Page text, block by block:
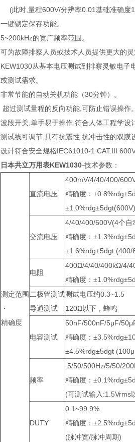
(此时,量程600V/分辨率0.01基础准确度
一键锁定保存功能。
5~200kHz的宽广频率范围。
可为故障排察人员或技术人员提供更大的
KEW1030从基本电压测试到排察灵敏电子
或测试需求。
非常节能的自动关机功能（30分钟）。
超过测试量程的反向功能,可防止错误操作。
波段开关,单手易于操作,符合人体工程学设计
测试线可调节,具有抗震性,抗冲击性的双膜设计
设计符合安全规格IEC61010-1 CAT.III
日本共立万用表KEW1030-技术参数：
测定范围
・
精确度
直流电压
400mV/4/40/400/
精确度：
±1.0%rdg±5dgt(600V)
交流电压
4/40/400/600V(4个
精确度：
±1.6%rdg±5dgt (400/
电阻
400Ω/4/40/400kΩ/4/
精确度：
二极管测试
导通测试
测试电压约0.3~1.5
120Ω以下，蜂鸣
电容测试
50nF/500nF/5μF/
精确度：
±4.5%rdg±5dgt
频率
.5/50/500Hz/5/50/
精确度：
(可测试输入:1.5Vrms
DUTY
0.1~99.9%
精确度：
(脉冲宽/脉冲周期)